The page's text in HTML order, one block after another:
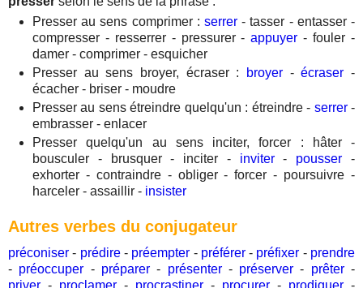
Presser au sens comprimer : serrer - tasser - entasser -
compresser - resserrer - pressurer -appuyer - fouler -
damer - comprimer - esquicher
Presser au sens broyer, écraser :
broyer -écraser -
écacher - briser - moudre
Presser au sens étreindre quelqu'un : étreindre - serrer-
embrasser - enlacer
Presser quelqu'un au sens inciter, forcer : hâter -
bousculer - brusquer - inciter - inviter- pousser -
exhorter - contraindre - obliger - forcer - poursuivre -
harceler - assaillir - insister
Autres verbes du conjugateur
préconiser - prédire- préempter - préférer- préfixer - prendre
- préoccuper - préparer- présenter- préserver - prêter-
priver - proclamer - procrastiner - procurer - prodiguer -